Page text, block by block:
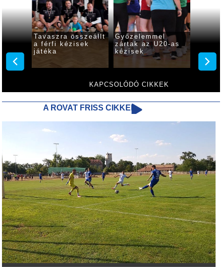
KAPCSOLÓDÓ CIKKEK
Tavaszra összeállt
a férfi kézisek
játéka
Győzelemmel
zártak az U20-as
kézisek
A ROVAT FRISS CIKKEI